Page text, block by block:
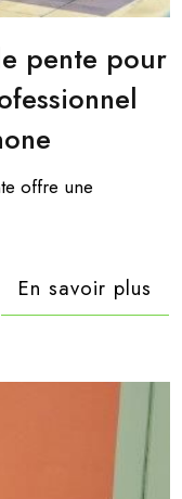
pente pour
offre une
En savoir plus